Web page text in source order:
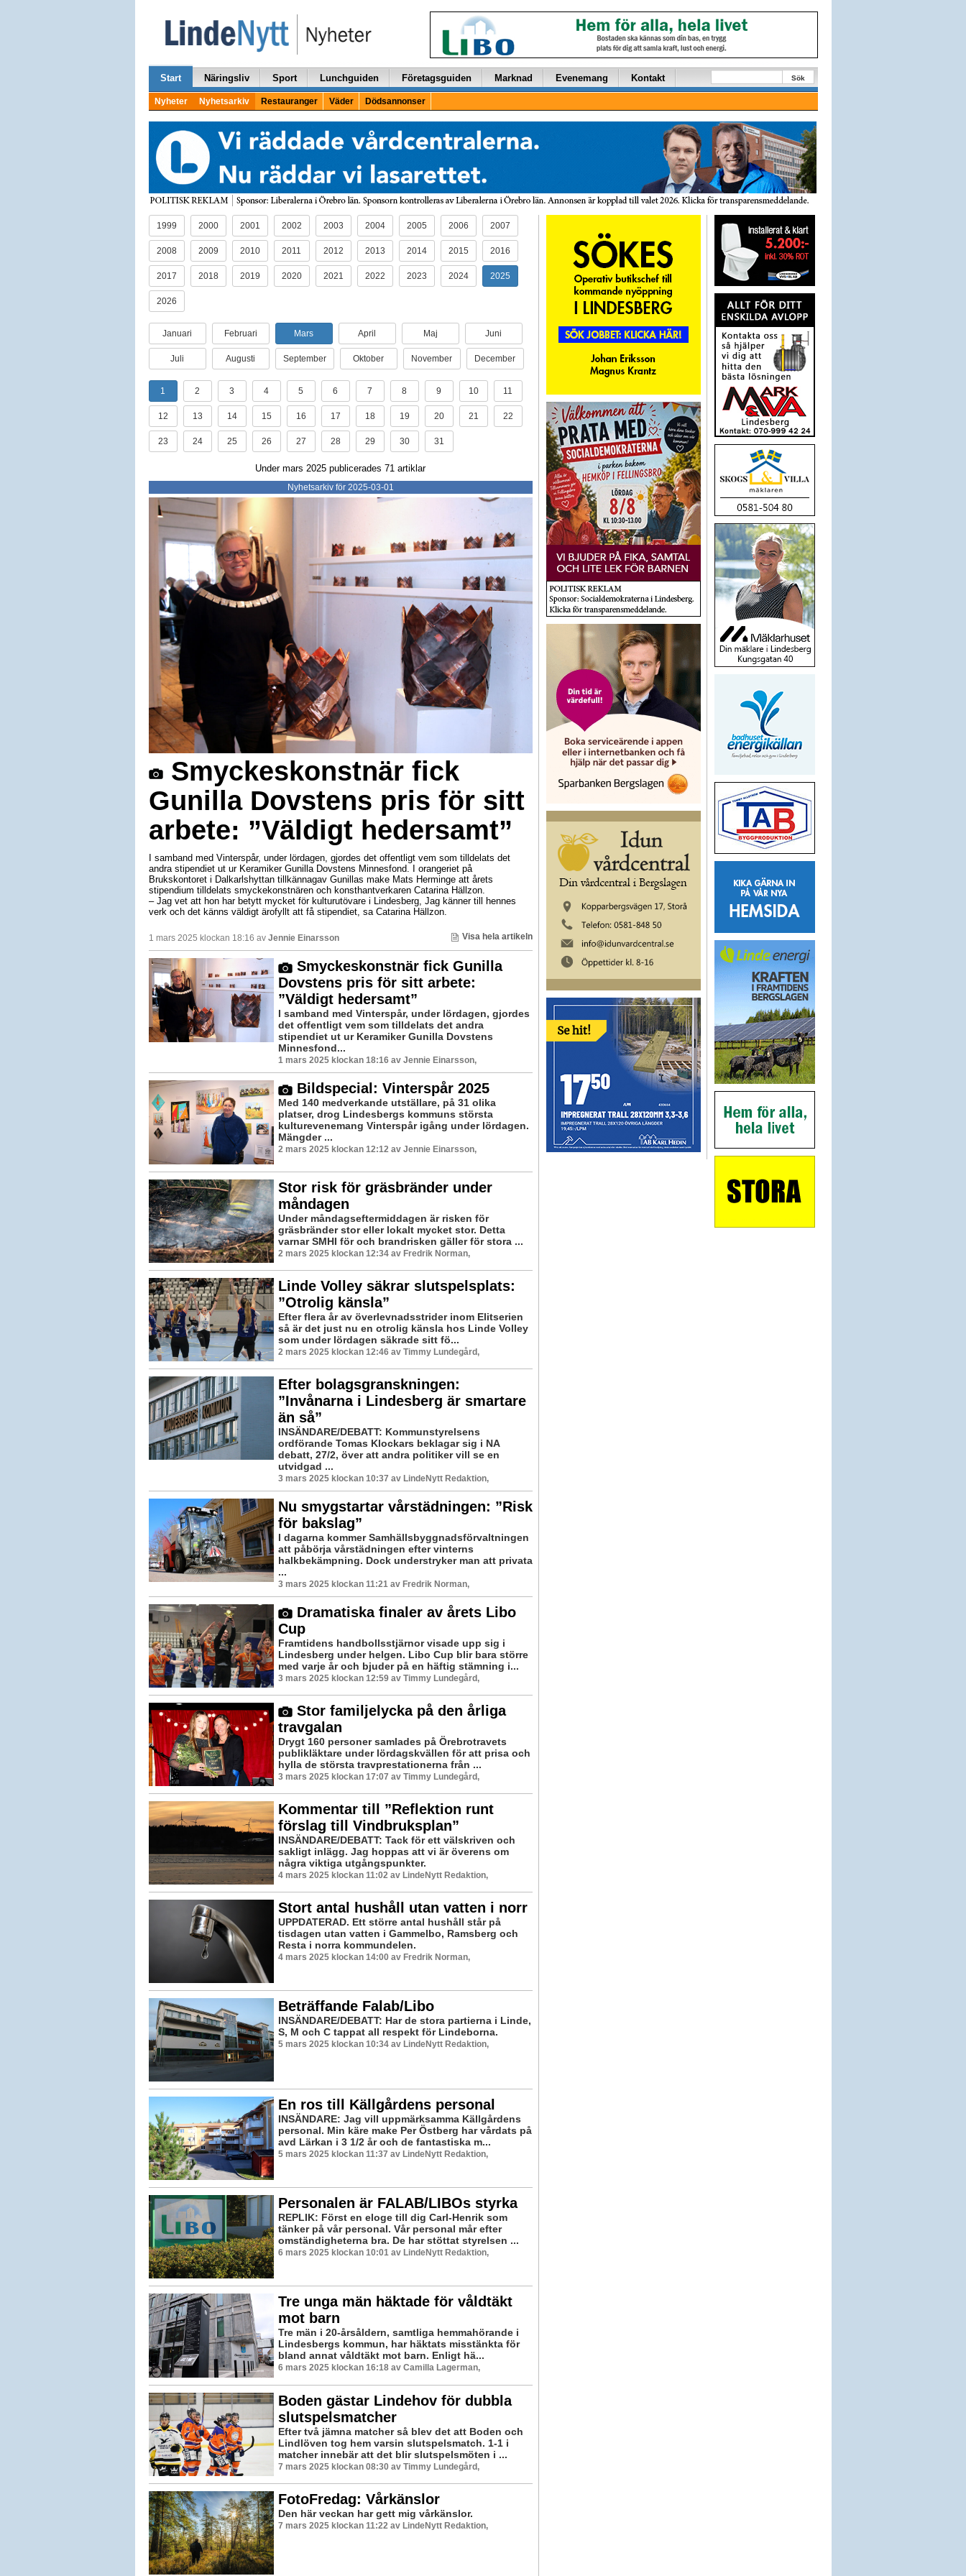
Start Näringsliv Sport Lunchguiden Företagsguiden Marknad Evenemang Kontakt Sök
Nyheter Nyhetsarkiv Restauranger Väder Dödsannonser
1999 2000 2001 2002 2003 2004 2005 2006 2007
2008 2009 2010 2011 2012 2013 2014 2015 2016
2017 2018 2019 2020 2021 2022 2023 2024 2025
2026
Januari Februari Mars April Maj Juni
Juli Augusti September Oktober November December
1 2 3 4 5 6 7 8 9 10 11
12 13 14 15 16 17 18 19 20 21 22
23 24 25 26 27 28 29 30 31
Under mars 2025 publicerades 71 artiklar
Nyhetsarkiv för 2025-03-01
Smyckeskonstnär fick
Gunilla Dovstens pris för sitt
arbete: ”Väldigt hedersamt”
I samband med Vinterspår, under lördagen, gjordes det offentligt vem som tilldelats det
andra stipendiet ut ur Keramiker Gunilla Dovstens Minnesfond. I orangeriet på
Brukskontoret i Dalkarlshyttan tillkännagav Gunillas make Mats Herminge att årets
stipendium tilldelats smyckekonstnären och konsthantverkaren Catarina Hällzon.
– Jag vet att hon har betytt mycket för kulturutövare i Lindesberg, Jag känner till hennes
verk och det känns väldigt ärofyllt att få stipendiet, sa Catarina Hällzon.
1 mars 2025 klockan 18:16 av Jennie Einarsson Visa hela artikeln
Smyckeskonstnär fick Gunilla
Dovstens pris för sitt arbete:
”Väldigt hedersamt”
I samband med Vinterspår, under lördagen, gjordes
det offentligt vem som tilldelats det andra
stipendiet ut ur Keramiker Gunilla Dovstens
Minnesfond...
1 mars 2025 klockan 18:16 av Jennie Einarsson,
Bildspecial: Vinterspår 2025
Med 140 medverkande utställare, på 31 olika
platser, drog Lindesbergs kommuns största
kulturevenemang Vinterspår igång under lördagen.
Mängder ...
2 mars 2025 klockan 12:12 av Jennie Einarsson,
Stor risk för gräsbränder under
måndagen
Under måndagseftermiddagen är risken för
gräsbränder stor eller lokalt mycket stor. Detta
varnar SMHI för och brandrisken gäller för stora ...
2 mars 2025 klockan 12:34 av Fredrik Norman,
Linde Volley säkrar slutspelsplats:
”Otrolig känsla”
Efter flera år av överlevnadsstrider inom Elitserien
så är det just nu en otrolig känsla hos Linde Volley
som under lördagen säkrade sitt fö...
2 mars 2025 klockan 12:46 av Timmy Lundegård,
Efter bolagsgranskningen:
”Invånarna i Lindesberg är smartare
än så”
INSÄNDARE/DEBATT: Kommunstyrelsens
ordförande Tomas Klockars beklagar sig i NA
debatt, 27/2, över att andra politiker vill se en
utvidgad ...
3 mars 2025 klockan 10:37 av LindeNytt Redaktion,
Nu smygstartar vårstädningen: ”Risk
för bakslag”
I dagarna kommer Samhällsbyggnadsförvaltningen
att påbörja vårstädningen efter vinterns
halkbekämpning. Dock understryker man att privata
...
3 mars 2025 klockan 11:21 av Fredrik Norman,
Dramatiska finaler av årets Libo
Cup
Framtidens handbollsstjärnor visade upp sig i
Lindesberg under helgen. Libo Cup blir bara större
med varje år och bjuder på en häftig stämning i...
3 mars 2025 klockan 12:59 av Timmy Lundegård,
Stor familjelycka på den årliga
travgalan
Drygt 160 personer samlades på Örebrotravets
publikläktare under lördagskvällen för att prisa och
hylla de största travprestationerna från ...
3 mars 2025 klockan 17:07 av Timmy Lundegård,
Kommentar till ”Reflektion runt
förslag till Vindbruksplan”
INSÄNDARE/DEBATT: Tack för ett välskriven och
sakligt inlägg. Jag hoppas att vi är överens om
några viktiga utgångspunkter.
4 mars 2025 klockan 11:02 av LindeNytt Redaktion,
Stort antal hushåll utan vatten i norr
UPPDATERAD. Ett större antal hushåll står på
tisdagen utan vatten i Gammelbo, Ramsberg och
Resta i norra kommundelen.
4 mars 2025 klockan 14:00 av Fredrik Norman,
Beträffande Falab/Libo
INSÄNDARE/DEBATT: Har de stora partierna i Linde,
S, M och C tappat all respekt för Lindeborna.
5 mars 2025 klockan 10:34 av LindeNytt Redaktion,
En ros till Källgårdens personal
INSÄNDARE: Jag vill uppmärksamma Källgårdens
personal. Min käre make Per Östberg har vårdats på
avd Lärkan i 3 1/2 år och de fantastiska m...
5 mars 2025 klockan 11:37 av LindeNytt Redaktion,
Personalen är FALAB/LIBOs styrka
REPLIK: Först en eloge till dig Carl-Henrik som
tänker på vår personal. Vår personal mår efter
omständigheterna bra. De har stöttat styrelsen ...
6 mars 2025 klockan 10:01 av LindeNytt Redaktion,
Tre unga män häktade för våldtäkt
mot barn
Tre män i 20-årsåldern, samtliga hemmahörande i
Lindesbergs kommun, har häktats misstänkta för
bland annat våldtäkt mot barn. Enligt hä...
6 mars 2025 klockan 16:18 av Camilla Lagerman,
Boden gästar Lindehov för dubbla
slutspelsmatcher
Efter två jämna matcher så blev det att Boden och
Lindlöven tog hem varsin slutspelsmatch. 1-1 i
matcher innebär att det blir slutspelsmöten i ...
7 mars 2025 klockan 08:30 av Timmy Lundegård,
FotoFredag: Vårkänslor
Den här veckan har gett mig vårkänslor.
7 mars 2025 klockan 11:22 av LindeNytt Redaktion,